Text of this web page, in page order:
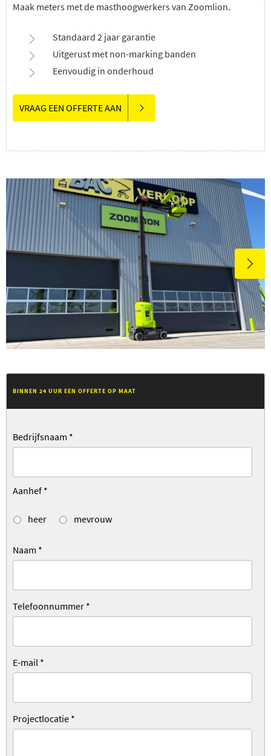
Maak meters met de masthoogwerkers van Zoomlion.
Standaard 2 jaar garantie
Uitgerust met non-marking banden
Eenvoudig in onderhoud
VRAAG EEN OFFERTE AAN
BINNEN 24 UUR EEN OFFERTE OP MAAT
Bedrijfsnaam *
Aanhef *
heer mevrouw
Naam *
Telefoonnummer *
E-mail *
Projectlocatie *